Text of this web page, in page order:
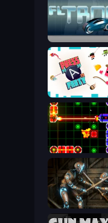
FL Tron
Press A to Party
LazerGrrl
Striker Dummies